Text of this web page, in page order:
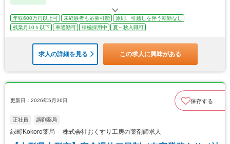
年収600万円以上可 未経験者も応募可能
原則、引越しを伴う転勤なし
残業月10ｈ以下
車通勤可 積極採用中 夏～秋入職可
求人の詳細を見る この求人に興味がある
更新日：2026年5月26日 保存する
正社員 調剤薬局
緑町Kokoro薬局 株式会社おくすり工房の薬剤師求人